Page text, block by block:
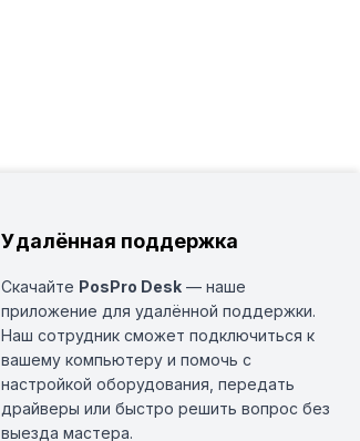
Удалённая поддержка
Скачайте PosPro Desk — наше
приложение для удалённой поддержки.
Наш сотрудник сможет подключиться к
вашему компьютеру и помочь с
настройкой оборудования, передать
драйверы или быстро решить вопрос без
выезда мастера.